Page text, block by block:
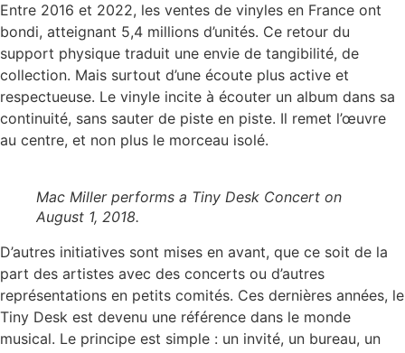
Entre 2016 et 2022, les ventes de vinyles en France ont
bondi, atteignant 5,4 millions d’unités. Ce retour du
support physique traduit une envie de tangibilité, de
collection. Mais surtout d’une écoute plus active et
respectueuse. Le vinyle incite à écouter un album dans sa
continuité, sans sauter de piste en piste. Il remet l’œuvre
au centre, et non plus le morceau isolé.
Mac Miller performs a Tiny Desk Concert on
August 1, 2018.
D’autres initiatives sont mises en avant, que ce soit de la
part des artistes avec des concerts ou d’autres
représentations en petits comités. Ces dernières années, le
Tiny Desk est devenu une référence dans le monde
musical. Le principe est simple : un invité, un bureau, un